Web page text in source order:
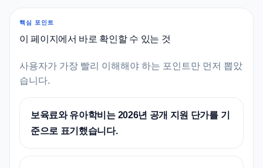
핵심 포인트
이 페이지에서 바로 확인할 수 있는 것
사용자가 가장 빨리 이해해야 하는 포인트만 먼저 뽑았
습니다.
보육료와 유아학비는 2026년 공개 지원 단가를 기
준으로 표기했습니다.